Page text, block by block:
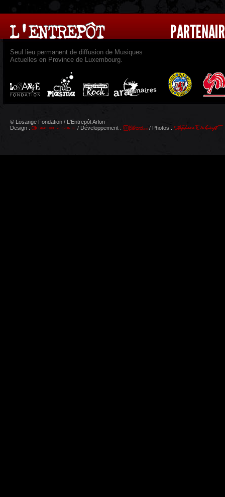
Seul lieu permanent de diffusion de Musiques
Actuelles en Province de Luxembourg.
© Losange Fondation / L'Entrepôt Arlon
Design :
/ Développement : / Photos :